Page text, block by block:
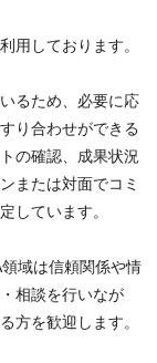
用しております。
るため、必要に応
り合わせができる
の確認、成果状況
または対面でコミ
しています。
域は信頼関係や情
相談を行いなが
方を歓迎します。